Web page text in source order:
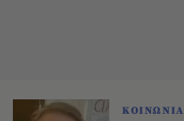
ΚΟΙΝΩΝΙΑ